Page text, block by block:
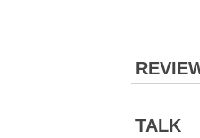
TALK